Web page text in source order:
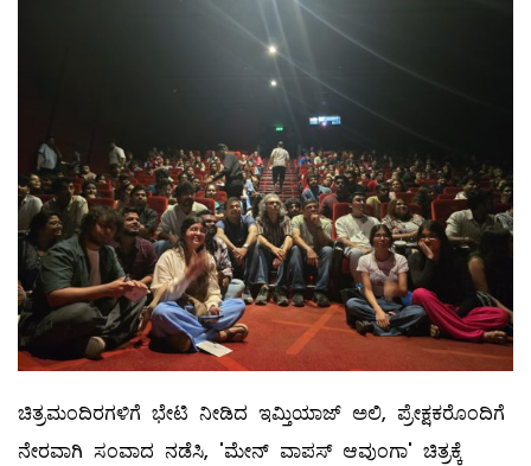
ಚಿತ್ರಮಂದಿರಗಳಿಗೆ ಭೇಟಿ ನೀಡಿದ ಇಮ್ತಿಯಾಜ್ ಅಲಿ, ಪ್ರೇಕ್ಷಕರೊಂದಿಗೆ
ನೇರವಾಗಿ ಸಂವಾದ ನಡೆಸಿ, 'ಮೇನ್ ವಾಪಸ್ ಆವುಂಗಾ' ಚಿತ್ರಕ್ಕೆ